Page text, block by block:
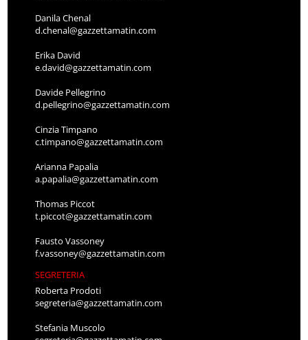
Danila Chenal
d.chenal@gazzettamatin.com
Erika David
e.david@gazzettamatin.com
Davide Pellegrino
d.pellegrino@gazzettamatin.com
Cinzia Timpano
c.timpano@gazzettamatin.com
Arianna Papalia
a.papalia@gazzettamatin.com
Thomas Piccot
t.piccot@gazzettamatin.com
Fausto Vassoney
f.vassoney@gazzettamatin.com
SEGRETERIA
Roberta Prodoti
segreteria@gazzettamatin.com
Stefania Muscolo